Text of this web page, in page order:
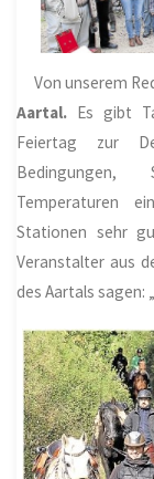
Von unserem
Aartal. Es gibt
Feiertag zur
Bedingungen,
Temperaturen
Stationen sehr
Veranstalter aus
des Aartals sagen: